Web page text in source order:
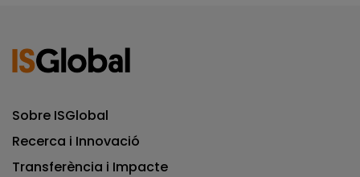
Sobre ISGlobal
Recerca i Innovació
Transferència i Impacte